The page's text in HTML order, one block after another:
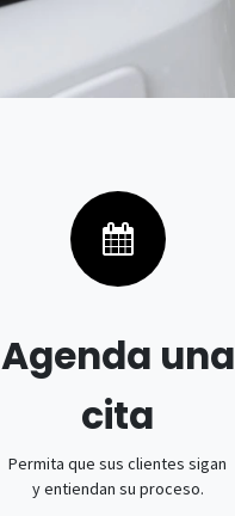
Agenda una
cita
Permita que sus clientes sigan
y entiendan su proceso.